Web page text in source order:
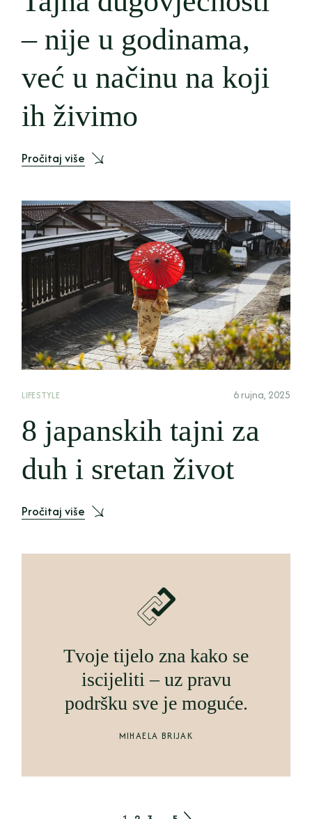
– nije u godinama,
već u načinu na koji
ih živimo
Pročitaj više
LIFESTYLE 6 rujna, 2025
8 japanskih tajni za
duh i sretan život
Pročitaj više
Tvoje tijelo zna kako se
iscijeliti – uz pravu
podršku sve je moguće.
MIHAELA BRIJAK